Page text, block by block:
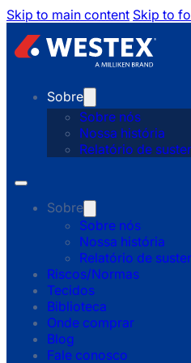
Skip to main content Skip to
Sobre
Sobre nós
Nossa história
Relatório de
Sobre
Sobre nós
Nossa história
Relatório de
Riscos/Normas
Tecidos
Biblioteca
Onde comprar
Blog
Fale conosco